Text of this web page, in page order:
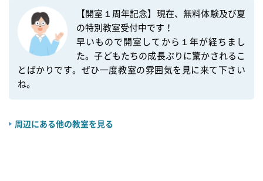
【開室１周年記念】現在、無料体験及び夏
の特別教室受付中です！
早いもので開室してから１年が経ちまし
た。子どもたちの成長ぶりに驚かされるこ
とばかりです。ぜひ一度教室の雰囲気を見に来て下さい
ね。
周辺にある他の教室を見る